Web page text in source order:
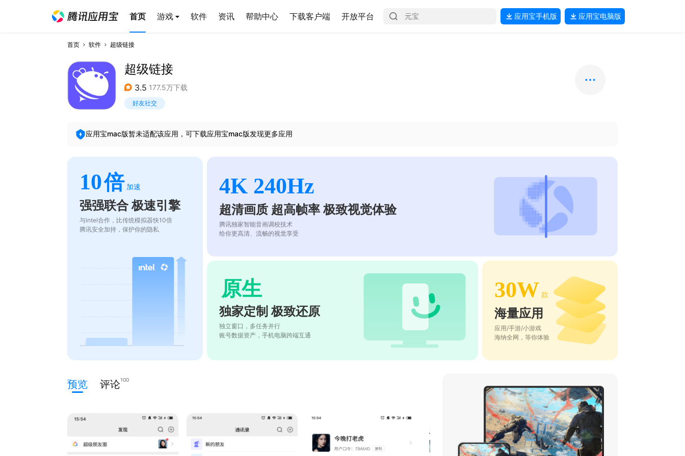
首页 游戏 软件 资讯 帮助中心 下载客户端 开放平台 应用宝手机版 应用宝电脑版
首页 软件 超级链接
超级链接
3.5 177.5万下载
好友社交
应用宝mac版暂未适配该应用，可下载应用宝mac版发现更多应用
10倍 加速
强强联合 极速引擎
与intel合作，比传统模拟器快10倍
腾讯安全加持，保护你的隐私
4K 240Hz
超清画质 超高帧率 极致视觉体验
腾讯独家智能音画调校技术
给你更高清、流畅的视觉享受
原生
独家定制 极致还原
独立窗口，多任务并行
账号数据资产，手机电脑跨端互通
30W 款
海量应用
应用/手游/小游戏
海纳全网，等你体验
预览 评论100